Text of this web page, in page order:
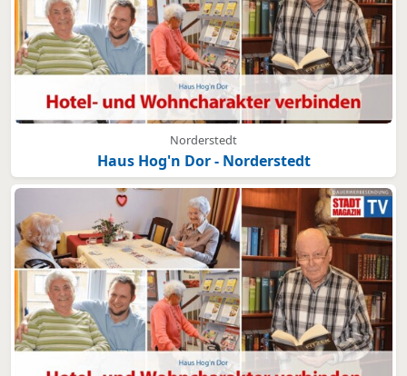
Norderstedt
Haus Hog'n Dor - Norderstedt